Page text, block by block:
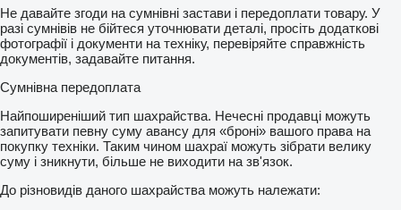
Не давайте згоди на сумнівні застави і передоплати товару. У
разі сумнівів не бійтеся уточнювати деталі, просіть додаткові
фотографії і документи на техніку, перевіряйте справжність
документів, задавайте питання.
Сумнівна передоплата
Найпоширеніший тип шахрайства. Нечесні продавці можуть
запитувати певну суму авансу для «броні» вашого права на
покупку техніки. Таким чином шахраї можуть зібрати велику
суму і зникнути, більше не виходити на зв'язок.
До різновидів даного шахрайства можуть належати: